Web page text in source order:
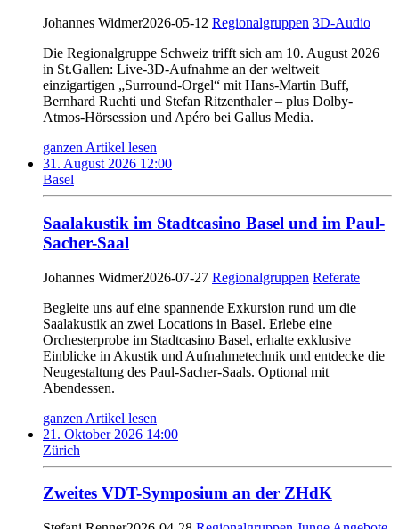
Johannes Widmer2026-05-12 Regionalgruppen 3D-Audio
Die Regionalgruppe Schweiz trifft sich am 10. August 2026
in St.Gallen: Live-3D-Aufnahme an der weltweit
einzigartigen „Surround-Orgel“ mit Hans-Martin Buff,
Bernhard Ruchti und Stefan Ritzenthaler – plus Dolby-
Atmos-Hörsession und Apéro bei Gallus Media.
ganzen Artikel lesen
31. August 2026 12:00
Basel
Saalakustik im Stadtcasino Basel und im Paul-
Sacher-Saal
Johannes Widmer2026-07-27 Regionalgruppen Referate
Begleite uns auf eine spannende Exkursion rund um die
Saalakustik an zwei Locations in Basel. Erlebe eine
Orchesterprobe im Stadtcasino Basel, erhalte exklusive
Einblicke in Akustik und Aufnahmetechnik und entdecke die
Neugestaltung des Paul-Sacher-Saals. Optional mit
Abendessen.
ganzen Artikel lesen
21. Oktober 2026 14:00
Zürich
Zweites VDT-Symposium an der ZHdK